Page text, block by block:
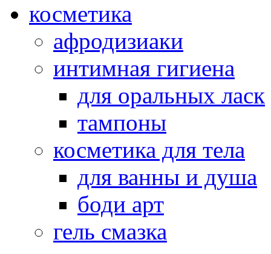
косметика
афродизиаки
интимная гигиена
для оральных ласк
тампоны
косметика для тела
для ванны и душа
боди арт
гель смазка